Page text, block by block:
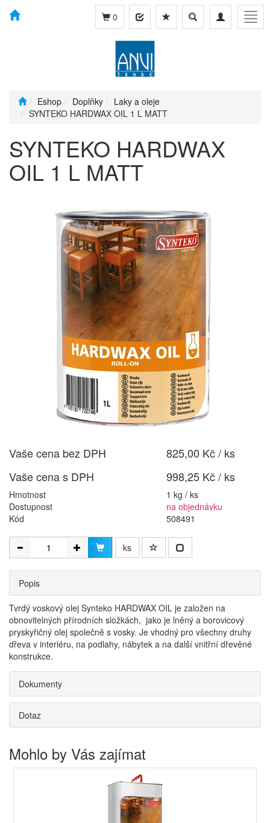
Toggle
navigation
Toggle
search
0
Eshop Doplňky
Laky a oleje
SYNTEKO HARDWAX OIL 1 L MATT
SYNTEKO HARDWAX
OIL 1 L MATT
Vaše cena bez DPH
825,00 Kč / ks
Vaše cena s DPH
998,25 Kč / ks
Hmotnost
1 kg / ks
Dostupnost
na objednávku
Kód
508491
ks
Popis
Tvrdý voskový olej Synteko HARDWAX OIL je založen na
obnovitelných přírodních složkách, jako je lněný a borovicový
pryskyřičný olej společně s vosky. Je vhodný pro všechny druhy
dřeva v interiéru, na podlahy, nábytek a na další vnitřní dřevěné
konstrukce.
Dokumenty
Dotaz
Mohlo by Vás zajímat